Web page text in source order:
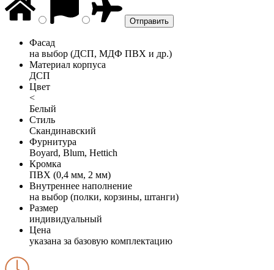
Фасад
на выбор (ДСП, МДФ ПВХ и др.)
Материал корпуса
ДСП
Цвет
<
Белый
Стиль
Скандинавский
Фурнитура
Boyard, Blum, Hettich
Кромка
ПВХ (0,4 мм, 2 мм)
Внутреннее наполнение
на выбор (полки, корзины, штанги)
Размер
индивидуальный
Цена
указана за базовую комплектацию